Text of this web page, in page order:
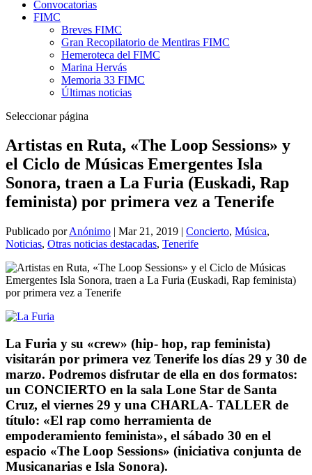
Convocatorias
FIMC
Breves FIMC
Gran Recopilatorio de Mentiras FIMC
Hemeroteca del FIMC
Marina Hervás
Memoria 33 FIMC
Últimas noticias
Seleccionar página
Artistas en Ruta, «The Loop Sessions» y
el Ciclo de Músicas Emergentes Isla
Sonora, traen a La Furia (Euskadi, Rap
feminista) por primera vez a Tenerife
Publicado porAnónimo | Mar 21, 2019 | Concierto, Música,
Noticias, Otras noticias destacadas, Tenerife
La Furia y su «crew» (hip- hop, rap feminista)
visitarán por primera vez Tenerife los días 29 y 30 de
marzo. Podremos disfrutar de ella en dos formatos:
un CONCIERTO en la sala Lone Star de Santa
Cruz, el viernes 29 y una CHARLA- TALLER de
título: «El rap como herramienta de
empoderamiento feminista», el sábado 30 en el
espacio «The Loop Sessions» (iniciativa conjunta de
Musicanarias e Isla Sonora).